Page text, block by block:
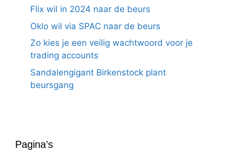
Flix wil in 2024 naar de beurs
Oklo wil via SPAC naar de beurs
Zo kies je een veilig wachtwoord voor je
trading accounts
Sandalengigant Birkenstock plant
beursgang
Pagina’s